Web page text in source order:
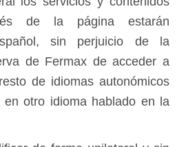
de la página estarán
sin perjuicio de la
de Fermax de acceder a
de idiomas autonómicos
otro idioma hablado en la